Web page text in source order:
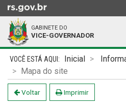
para
conteúdo
menu
GABINETE DO
VICE-GOVERNADOR
Início
conteúdo
Inicial
Mapa do site
Voltar Imprimir